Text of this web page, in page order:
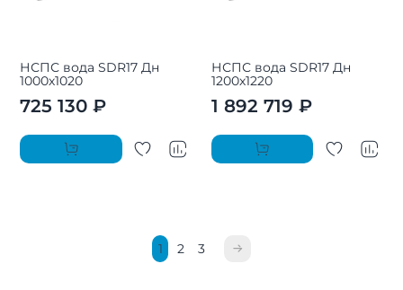
НСПС вода SDR17 Дн
1000х1020
725 130 ₽
НСПС вода SDR17 Дн
1200х1220
1 892 719 ₽
1 2 3